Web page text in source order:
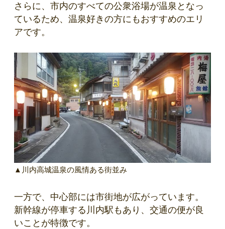
さらに、市内のすべての公衆浴場が温泉となっ
ているため、温泉好きの方にもおすすめのエリ
アです。
▲川内高城温泉の風情ある街並み
一方で、中心部には市街地が広がっています。
新幹線が停車する川内駅もあり、交通の便が良
いことが特徴です。